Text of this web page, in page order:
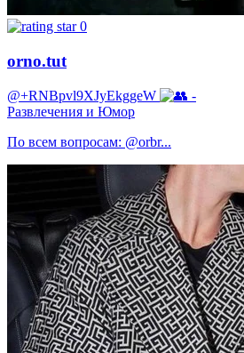
0
orno.tut
@+RNBpvl9XJyEkggeW
-
Развлечения и Юмор
По всем вопросам: @orbr...